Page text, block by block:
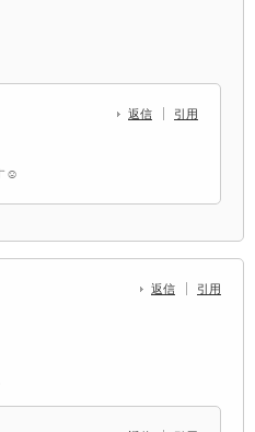
返信 引用
☺️
返信 引用